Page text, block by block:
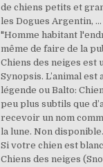
de chiens petits et
les Dogues Argentin,
"Homme habitant
même de faire de la
Chiens des neiges est
Synopsis. L’animal
légende ou Balto:
peu plus subtils que
recevoir un nom
la lune. Non
Si votre chien est
Chiens des neiges